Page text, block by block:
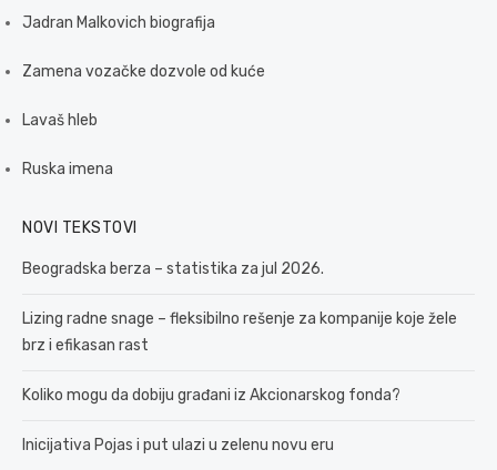
Jadran Malkovich biografija
Zamena vozačke dozvole od kuće
Lavaš hleb
Ruska imena
NOVI TEKSTOVI
Beogradska berza – statistika za jul 2026.
Lizing radne snage – fleksibilno rešenje za kompanije koje žele
brz i efikasan rast
Koliko mogu da dobiju građani iz Akcionarskog fonda?
Inicijativa Pojas i put ulazi u zelenu novu eru